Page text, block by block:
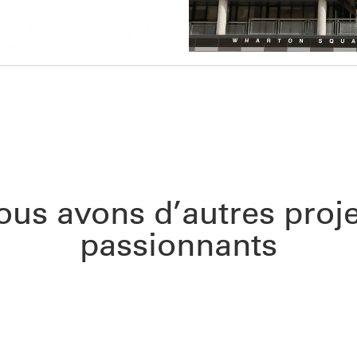
avons d’autres
passionnants